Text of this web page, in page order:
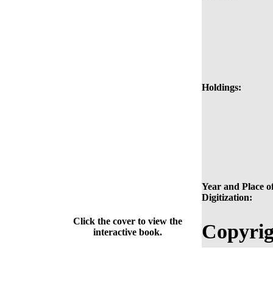
Holdings:
Year and Place
Digitization:
Click the cover to view the
interactive book.